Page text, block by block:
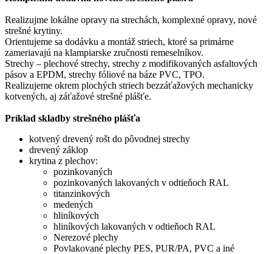
Realizujme lokálne opravy na strechách, komplexné opravy, nové
strešné krytiny.
Orientujeme sa dodávku a montáž striech, ktoré sa primárne
zameriavajú na klampiarske zručnosti remeselníkov.
Strechy – plechové strechy, strechy z modifikovaných asfaltových
pásov a EPDM, strechy fóliové na báze PVC, TPO.
Realizujeme okrem plochých striech bezzáťažových mechanicky
kotvených, aj záťažové strešné plášťe.
Príklad skladby strešného plášťa
kotvený drevený rošt do pôvodnej strechy
drevený záklop
krytina z plechov:
pozinkovaných
pozinkovaných lakovaných v odtieňoch RAL
titanzinkových
medených
hliníkových
hliníkových lakovaných v odtieňoch RAL
Nerezové plechy
Povlakované plechy PES, PUR/PA, PVC a iné